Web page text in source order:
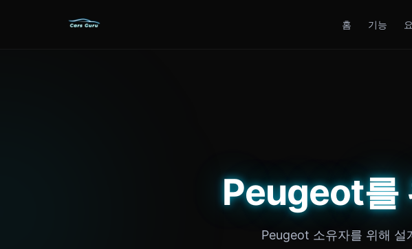
홈 기능
Peugeot를
Peugeot 소유자를 위해 설